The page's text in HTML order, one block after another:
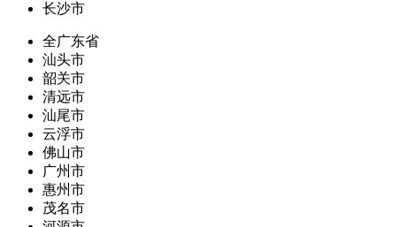
长沙市
全广东省
汕头市
韶关市
清远市
汕尾市
云浮市
佛山市
广州市
惠州市
茂名市